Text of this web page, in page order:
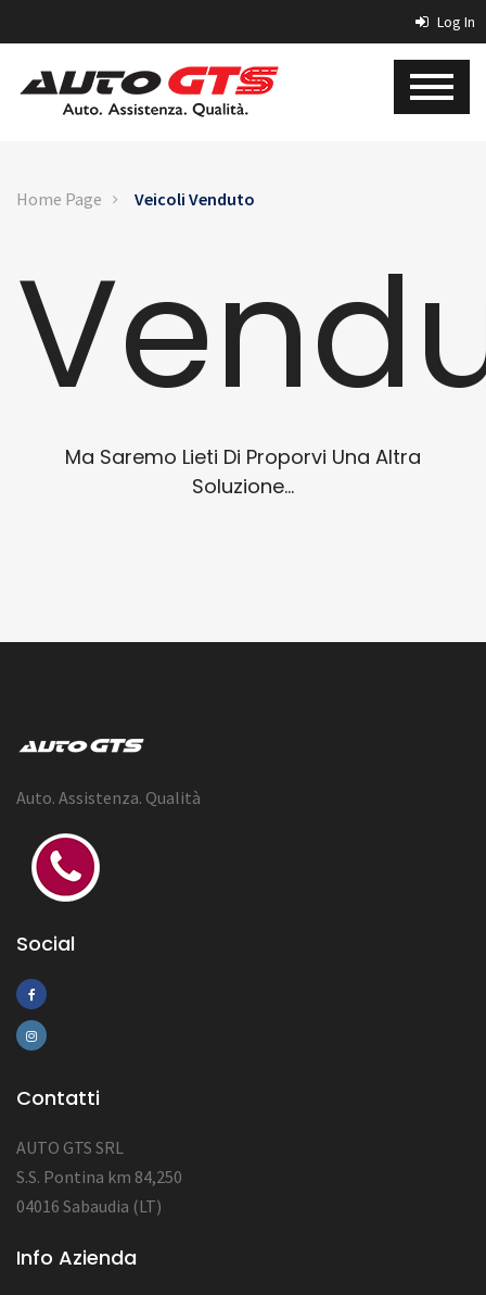
Log In
Home Page Veicoli Venduto
Ma Saremo Lieti Di Proporvi Una Altra
Soluzione...
Auto. Assistenza. Qualità
Social
Contatti
AUTO GTS SRL
S.S. Pontina km 84,250
04016 Sabaudia (LT)
Info Azienda